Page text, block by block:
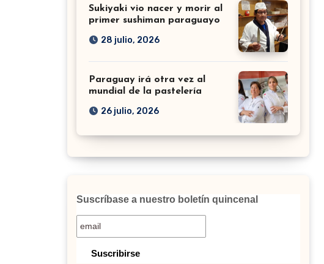
Sukiyaki vio nacer y morir al
primer sushiman paraguayo
28 julio, 2026
Paraguay irá otra vez al
mundial de la pastelería
26 julio, 2026
Suscríbase a nuestro boletín quincenal